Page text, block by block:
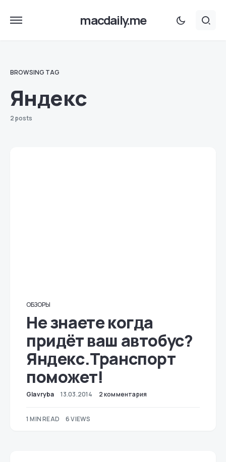
macdaily.me
BROWSING TAG
Яндекс
2 posts
ОБЗОРЫ
Не знаете когда
придёт ваш автобус?
Яндекс.Транспорт
поможет!
Glavryba 13.03.2014 2 комментария
1 MIN READ 6 VIEWS